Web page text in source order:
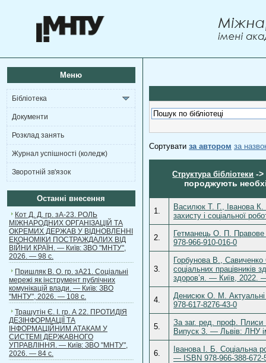
Меню
Бібліотека
Документи
Розклад занять
Журнал успішності (коледж)
Зворотній зв'язок
Останні внесення
Кот Д. Д. гр. зА-23. РОЛЬ
МІЖНАРОДНИХ ОРГАНІЗАЦІЙ ТА
ОКРЕМИХ ДЕРЖАВ У ВІДНОВЛЕННІ
ЕКОНОМІКИ ПОСТРАЖДАЛИХ ВІД
ВІЙНИ КРАЇН. — Київ: ЗВО "МНТУ",
2026. — 98 с.
Пришляк В. О. гр. зА21. Соціальні
мережі як інструмент публічних
комунікацій влади. — Київ: ЗВО
"МНТУ", 2026. — 108 с.
Трашутін Є. І. гр. А 22. ПРОТИДІЯ
ДЕЗІНФОРМАЦІЇ ТА
ІНФОРМАЦІЙНИМ АТАКАМ У
СИСТЕМІ ДЕРЖАВНОГО
УПРАВЛІННЯ. — Київ: ЗВО "МНТУ",
2026. — 84 с.
Сортувати за автором за
Структура бібліотеки ->
породжують
1.
Василюк Т. Г., Іванова К.
захисту і соціальної
2.
Гетманець О. П.
978-966-910-016-0
3.
Горбунова В., Савиченко
соціальних працівників
здоров’я. — Київ, 2022.
4.
Денисюк О. М. Актуальні
978-617-8276-43-0
5.
За заг. ред. проф. Плиси
Випуск 3. — Львів: ЛНУ
6.
Іванова І. Б. Соціальна
— ISBN 978-966-388-672-